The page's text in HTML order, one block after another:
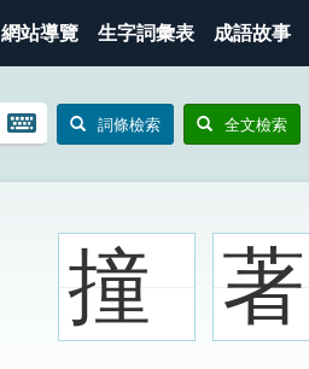
網站導覽 生字詞彙表 成語故事
開
鍵
詞條檢索 全文檢索
撞 著